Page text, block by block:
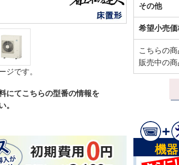
ジです。
にてこちらの型番の情報を
。
その他
希望小売
こちらの
販売中の商
機器